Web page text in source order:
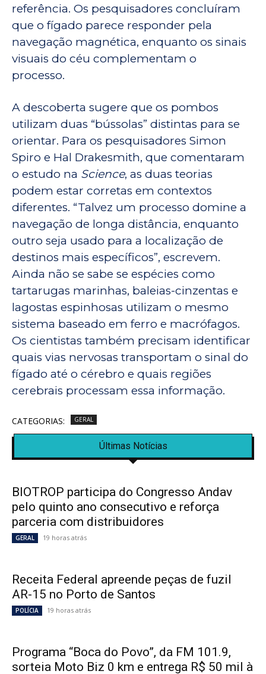
referência. Os pesquisadores concluíram
que o fígado parece responder pela
navegação magnética, enquanto os sinais
visuais do céu complementam o
processo.
A descoberta sugere que os pombos
utilizam duas “bússolas” distintas para se
orientar. Para os pesquisadores Simon
Spiro e Hal Drakesmith, que comentaram
o estudo na Science, as duas teorias
podem estar corretas em contextos
diferentes. “Talvez um processo domine a
navegação de longa distância, enquanto
outro seja usado para a localização de
destinos mais específicos”, escrevem.
Ainda não se sabe se espécies como
tartarugas marinhas, baleias-cinzentas e
lagostas espinhosas utilizam o mesmo
sistema baseado em ferro e macrófagos.
Os cientistas também precisam identificar
quais vias nervosas transportam o sinal do
fígado até o cérebro e quais regiões
cerebrais processam essa informação.
CATEGORIAS: GERAL
Últimas Notícias
BIOTROP participa do Congresso Andav
pelo quinto ano consecutivo e reforça
parceria com distribuidores
GERAL 19 horas atrás
Receita Federal apreende peças de fuzil
AR-15 no Porto de Santos
POLÍCIA 19 horas atrás
Programa “Boca do Povo”, da FM 101.9,
sorteia Moto Biz 0 km e entrega R$ 50 mil à